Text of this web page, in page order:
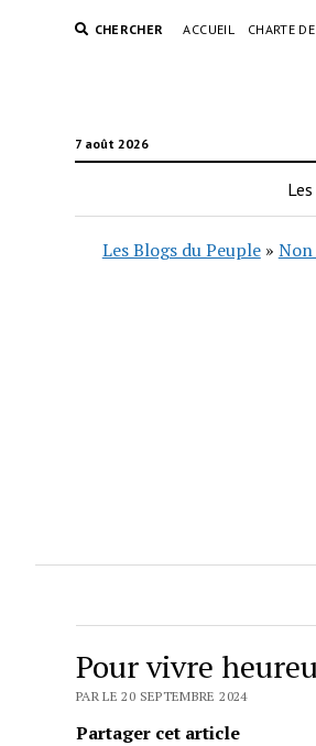
CHERCHER ACCUEIL CHARTE
7 août 2026
Les Blogs du Peuple»
Pour vivre
PAR LE 20 SEPTEMBRE 2024
Partager cet article